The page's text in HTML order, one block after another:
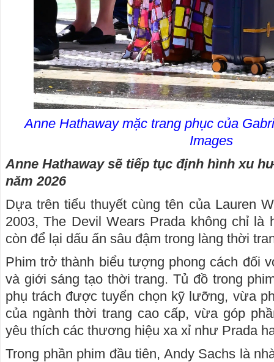
Anne Hathaway mặc trang phục của
Images
Anne Hathaway sẽ tiếp tục định hình xu
năm 2026
Dựa trên tiểu thuyết cùng tên của Lauren
2003, The Devil Wears Prada không chỉ là
còn để lại dấu ấn sâu đậm trong làng thời
Phim trở thành biểu tượng phong cách đối
và giới sáng tạo thời trang. Tủ đồ trong
phụ trách được tuyển chọn kỹ lưỡng, vừa
của ngành thời trang cao cấp, vừa góp
yêu thích các thương hiệu xa xỉ như Prada
Trong phần phim đầu tiên, Andy Sachs là